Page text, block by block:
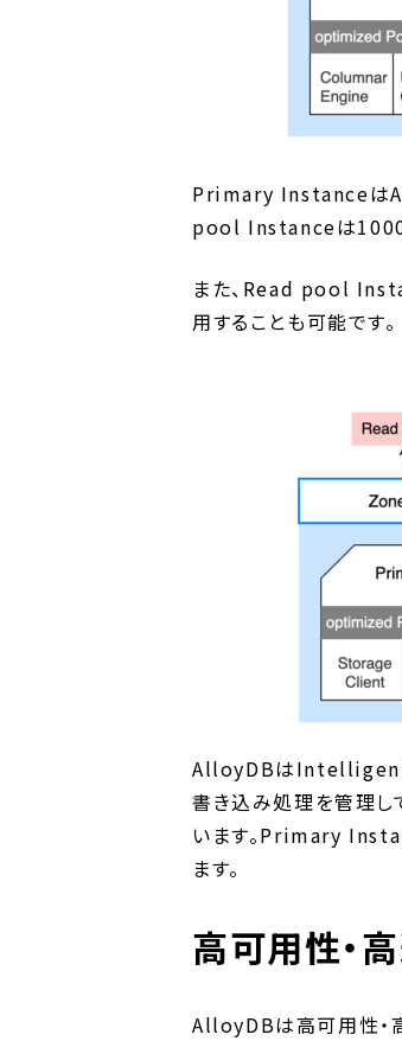
Primary Instanceは
pool Instanceは
また、Read pool
用することも可能です。
AlloyDBはIntelligent
書き込み処理を管理
います。Primary
ます。
高可用性・
AlloyDBは高可用性・